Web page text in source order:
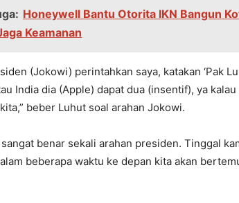
Honeywell Bantu Otorita IKN Bangun
Keamanan
(Jokowi) perintahkan saya, katakan ‘Pak
India dia (Apple) dapat dua (insentif), ya
beber Luhut soal arahan Jokowi.
sangat benar sekali arahan presiden. Tinggal
beberapa waktu ke depan kita akan